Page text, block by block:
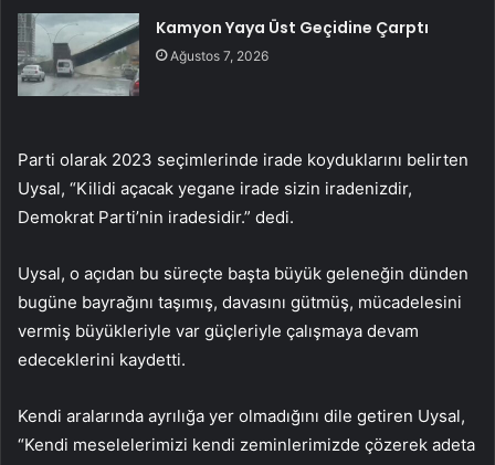
Kamyon Yaya Üst Geçidine Çarptı
Ağustos 7, 2026
Parti olarak 2023 seçimlerinde irade koyduklarını belirten
Uysal, “Kilidi açacak yegane irade sizin iradenizdir,
Demokrat Parti’nin iradesidir.” dedi.
Uysal, o açıdan bu süreçte başta büyük geleneğin dünden
bugüne bayrağını taşımış, davasını gütmüş, mücadelesini
vermiş büyükleriyle var güçleriyle çalışmaya devam
edeceklerini kaydetti.
Kendi aralarında ayrılığa yer olmadığını dile getiren Uysal,
“Kendi meselelerimizi kendi zeminlerimizde çözerek adeta